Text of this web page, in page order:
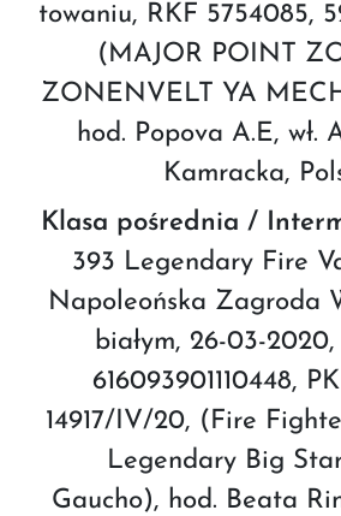
towaniu, RKF 5754085,
(MAJOR POINT
ZONENVELT YA
hod. Popova A.E, wł.
Kamracka,
Klasa pośrednia /
393 Legendary Fire
Napoleońska Zagroda
białym, 26-03-
616093901110448,
14917/IV/20, (Fire
Legendary Big
Gaucho), hod. Beata